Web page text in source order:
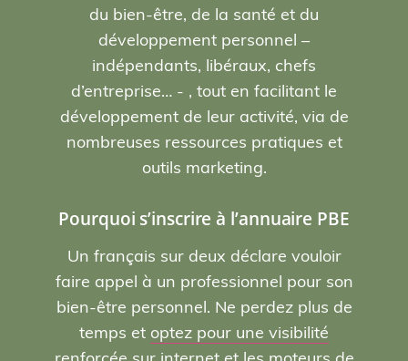
du bien-être, de la santé et du
développement personnel –
indépendants, libéraux, chefs
d’entreprise… - , tout en facilitant le
développement de leur activité, via de
nombreuses ressources pratiques et
outils marketing.
Pourquoi s’inscrire à l’annuaire PBE
Un français sur deux déclare vouloir
faire appel à un professionnel pour son
bien-être personnel. Ne perdez plus de
temps et optez pour une visibilité